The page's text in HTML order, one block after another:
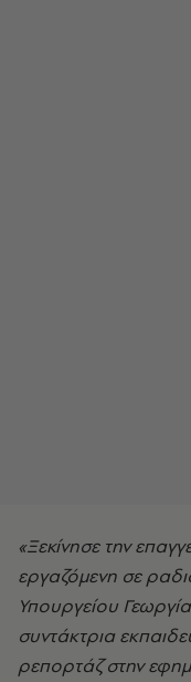
«Ξεκίνησε την
εργαζόμενη σε
Υπουργείου
συντάκτρια
ρεπορτάζ στην